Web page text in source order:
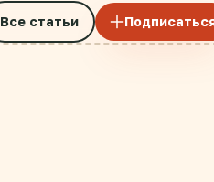
Все статьи